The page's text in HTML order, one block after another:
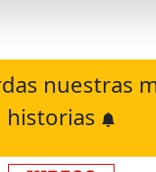
nuestras
historias